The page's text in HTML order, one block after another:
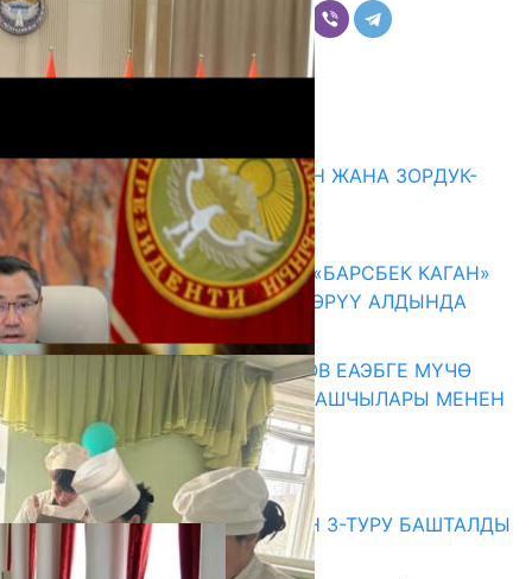
Комментарийлер
ГЕНДЕРДИК БАСМЫРЛООДОН ЖАНА ЗОРДУК-
ЗОМБУЛУКТАН КОРГОО
07.08.2026
КЫРГЫЗ ТАРЫХЫ ТАСМАДА: «БАРСБЕК КАГАН»
КӨРКӨМ ТАСМАСЫ ЖАРЫК КӨРҮҮ АЛДЫНДА
07.08.2026
ПРЕЗИДЕНТ САДЫР ЖАПАРОВ ЕАЭБГЕ МҮЧӨ
МАМЛЕКЕТТЕРДИН ӨКМӨТ БАШЧЫЛАРЫ МЕНЕН
ЖОЛУГУШТУ
07.08.2026
Абитуриент
ЖОЖДОРГО КАБЫЛ АЛУУНУН 3-ТУРУ БАШТАЛДЫ
27.07.2026